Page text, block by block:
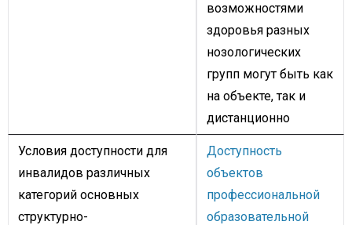
возможностями
здоровья разных
нозологических
групп могут быть как
на объекте, так и
дистанционно
Условия доступности для
инвалидов различных
категорий основных
структурно-
Доступность
объектов
профессиональной
образовательной